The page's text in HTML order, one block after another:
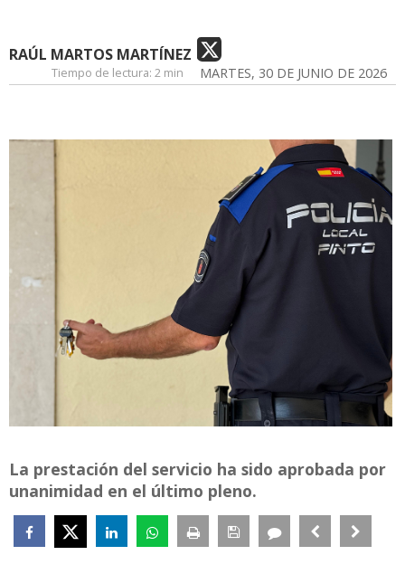
RAÚL MARTOS MARTÍNEZ
MARTES, 30 DE JUNIO DE 2026
Tiempo de lectura: 2 min
La prestación del servicio ha sido aprobada por
unanimidad en el último pleno.